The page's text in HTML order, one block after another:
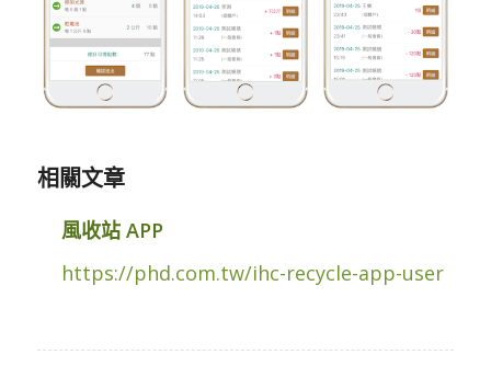
相關文章
風收站 APP
https://phd.com.tw/ihc-recycle-app-user